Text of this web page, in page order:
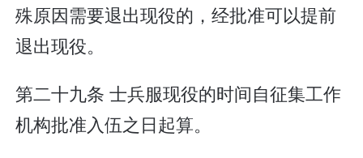
殊原因需要退出现役的，经批准可以提前
退出现役。
第二十九条 士兵服现役的时间自征集工作
机构批准入伍之日起算。